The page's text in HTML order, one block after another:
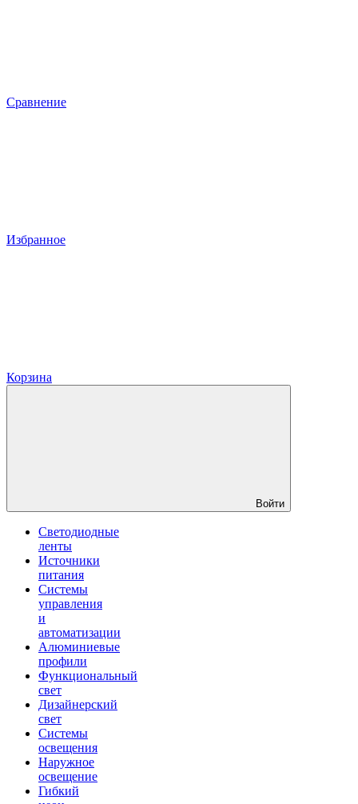
Сравнение
Избранное
Корзина
Войти
Светодиодные
ленты
Источники
питания
Системы
управления
и
автоматизации
Алюминиевые
профили
Функциональный
свет
Дизайнерский
свет
Системы
освещения
Наружное
освещение
Гибкий